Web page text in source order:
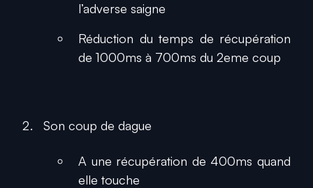
l’adverse saigne
Réduction du temps de récupération
de 1000ms à 700ms du 2eme coup
Son coup de dague
A une récupération de 400ms quand
elle touche